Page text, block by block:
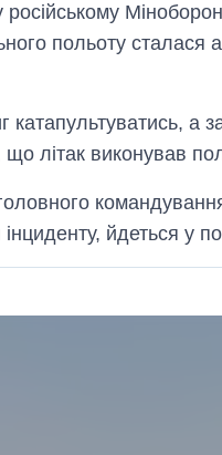
польоту сталася
катапультуватись, а
літак виконував
йдеться у